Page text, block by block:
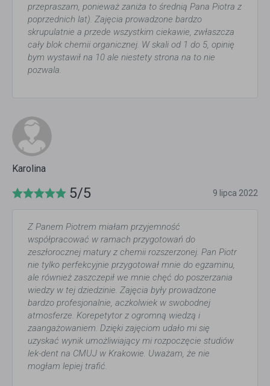
przepraszam, ponieważ zaniża to średnią Pana Piotra z
poprzednich lat). Zajęcia prowadzone bardzo
skrupulatnie a przede wszystkim ciekawie, zwłaszcza
cały blok chemii organicznej. W skali od 1 do 5, opinię
bym wystawił na 10 ale niestety strona na to nie
pozwala.
Karolina
5/5 9 lipca 2022
Z Panem Piotrem miałam przyjemność
współpracować w ramach przygotowań do
zeszłorocznej matury z chemii rozszerzonej. Pan Piotr
nie tylko perfekcyjnie przygotował mnie do egzaminu,
ale również zaszczepił we mnie chęć do poszerzania
wiedzy w tej dziedzinie. Zajęcia były prowadzone
bardzo profesjonalnie, aczkolwiek w swobodnej
atmosferze. Korepetytor z ogromną wiedzą i
zaangażowaniem. Dzięki zajęciom udało mi się
uzyskać wynik umożliwiający mi rozpoczęcie studiów
lek-dent na CMUJ w Krakowie. Uważam, że nie
mogłam lepiej trafić.